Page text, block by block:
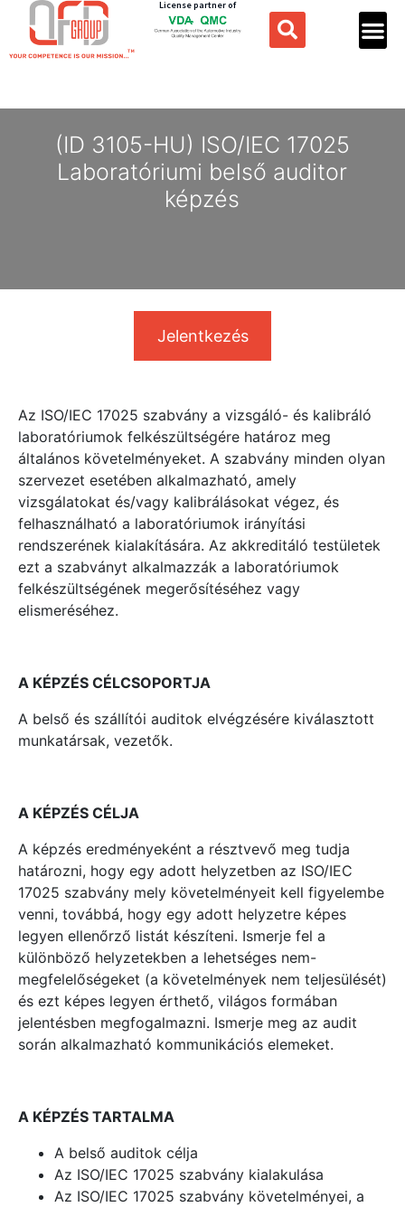
License partner of
(ID 3105-HU) ISO/IEC 17025
Laboratóriumi belső auditor
képzés
Jelentkezés
Az ISO/IEC 17025 szabvány a vizsgáló- és kalibráló
laboratóriumok felkészültségére határoz meg
általános követelményeket. A szabvány minden olyan
szervezet esetében alkalmazható, amely
vizsgálatokat és/vagy kalibrálásokat végez, és
felhasználható a laboratóriumok irányítási
rendszerének kialakítására. Az akkreditáló testületek
ezt a szabványt alkalmazzák a laboratóriumok
felkészültségének megerősítéséhez vagy
elismeréséhez.
A KÉPZÉS CÉLCSOPORTJA
A belső és szállítói auditok elvégzésére kiválasztott
munkatársak, vezetők.
A KÉPZÉS CÉLJA
A képzés eredményeként a résztvevő meg tudja
határozni, hogy egy adott helyzetben az ISO/IEC
17025 szabvány mely követelményeit kell figyelembe
venni, továbbá, hogy egy adott helyzetre képes
legyen ellenőrző listát készíteni. Ismerje fel a
különböző helyzetekben a lehetséges nem-
megfelelőségeket (a követelmények nem teljesülését)
és ezt képes legyen érthető, világos formában
jelentésben megfogal­mazni. Ismerje meg az audit
során alkalmazható kommunikációs elemeket.
A KÉPZÉS TARTALMA
A belső auditok célja
Az ISO/IEC 17025 szabvány kialakulása
Az ISO/IEC 17025 szabvány követelményei, a